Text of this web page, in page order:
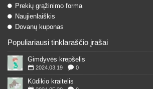
Prekių grąžinimo forma
Naujienlaiškis
Dovanų kuponas
Populiariausi tinklaraščio įrašai
Gimdyvės krepšelis
2024.03.19 0
Kūdikio kraitelis